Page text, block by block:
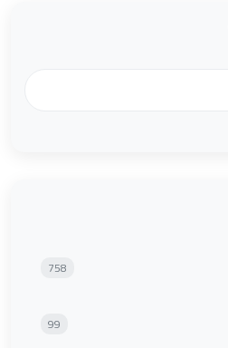
758
99